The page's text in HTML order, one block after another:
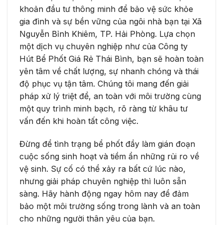
khoản đầu tư thông minh để bảo vệ sức khỏe
gia đình và sự bền vững của ngôi nhà bạn tại Xã
Nguyễn Bỉnh Khiêm, TP. Hải Phòng. Lựa chọn
một dịch vụ chuyên nghiệp như của Công ty
Hút Bể Phốt Giá Rẻ Thái Bình, bạn sẽ hoàn toàn
yên tâm về chất lượng, sự nhanh chóng và thái
độ phục vụ tận tâm. Chúng tôi mang đến giải
pháp xử lý triệt để, an toàn với môi trường cùng
một quy trình minh bạch, rõ ràng từ khâu tư
vấn đến khi hoàn tất công việc.
Đừng để tình trạng bể phốt đầy làm gián đoạn
cuộc sống sinh hoạt và tiềm ẩn những rủi ro về
vệ sinh. Sự cố có thể xảy ra bất cứ lúc nào,
nhưng giải pháp chuyên nghiệp thì luôn sẵn
sàng. Hãy hành động ngay hôm nay để đảm
bảo một môi trường sống trong lành và an toàn
cho những người thân yêu của bạn.